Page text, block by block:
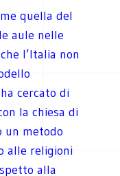
quella del
aule nelle
l’Italia non
cercato di
la chiesa di
un metodo
alle religioni
alla